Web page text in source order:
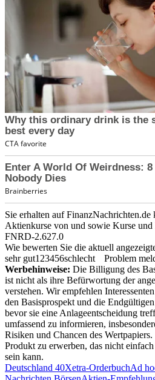
Sie erhalten auf FinanzNachrichten.de
Aktienkurse von und sowie Kurse
FNRD-2.627.0
Wie bewerten Sie die aktuell
sehr gut123456schlecht
Problem
Werbehinweise: Die Billigung des
ist nicht als ihre Befürwortung der
verstehen. Wir empfehlen
den Basisprospekt und die
bevor sie eine Anlageentscheidung
umfassend zu informieren,
Risiken und Chancen des
Produkt zu erwerben, das nicht
sein kann.
Deutschland 40Xetra-OrderbuchAd